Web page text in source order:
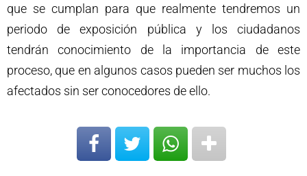
que se cumplan para que realmente tendremos un
periodo de exposición pública y los ciudadanos
tendrán conocimiento de la importancia de este
proceso, que en algunos casos pueden ser muchos los
afectados sin ser conocedores de ello.